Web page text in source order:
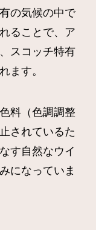
の気候の中で
ることで、ア
スコッチ特有
ます。
料（色調調整
されているた
す自然なウイ
になっていま